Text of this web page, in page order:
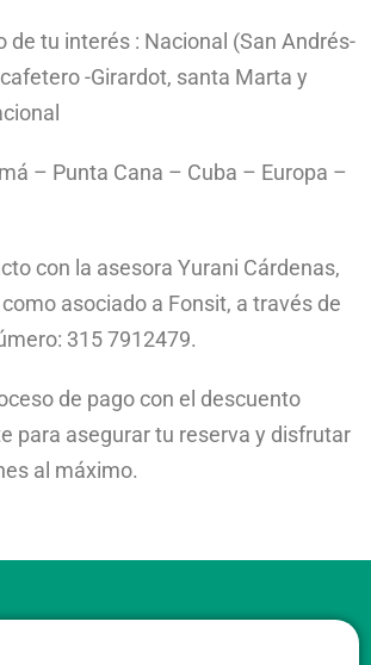
de tu interés : Nacional (San Andrés-
-Girardot, santa Marta y
– Punta Cana – Cuba – Europa –
con la asesora Yurani Cárdenas,
asociado a Fonsit, a través de
315 7912479.
de pago con el descuento
para asegurar tu reserva y disfrutar
al máximo.